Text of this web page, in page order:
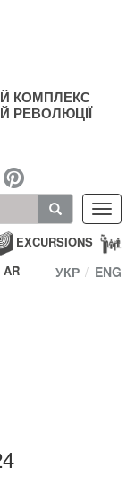
КОМПЛЕКС
РЕВОЛЮЦІЇ
EXCURSIONS
УКР ENG